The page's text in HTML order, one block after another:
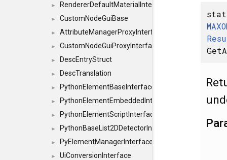
► RendererDefaultMaterialInterface
► CustomNodeGuiBase
► AttributeManagerProxyInterface
► CustomNodeGuiProxyInterface
► DescEntryStruct
► DescTranslation
► PythonElementBaseInterface
► PythonElementEmbeddedInterface
► PythonElementScriptInterface
► PythonBaseList2DDetectorInterface
► PyElementManagerInterface
► UiConversionInterface